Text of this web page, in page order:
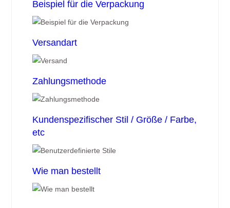
Beispiel für die Verpackung
Versandart
Zahlungsmethode
Kundenspezifischer Stil / Größe / Farbe,
etc
Wie man bestellt